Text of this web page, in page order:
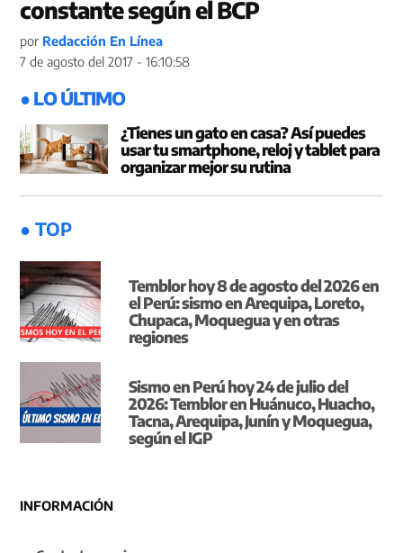
constante según el BCP
por Redacción En Línea
7 de agosto del 2017 - 16:10:58
● LO ÚLTIMO
¿Tienes un gato en casa? Así puedes
usar tu smartphone, reloj y tablet para
organizar mejor su rutina
● TOP
Temblor hoy 8 de agosto del 2026 en
el Perú: sismo en Arequipa, Loreto,
Chupaca, Moquegua y en otras
regiones
Sismo en Perú hoy 24 de julio del
2026: Temblor en Huánuco, Huacho,
Tacna, Arequipa, Junín y Moquegua,
según el IGP
INFORMACIÓN